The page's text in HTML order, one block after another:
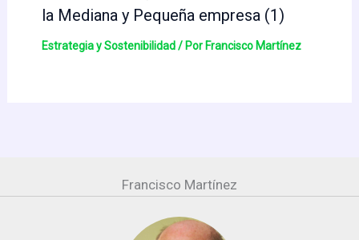
la Mediana y Pequeña empresa (1)
Estrategia y Sostenibilidad/ Por Francisco Martínez
Francisco Martínez